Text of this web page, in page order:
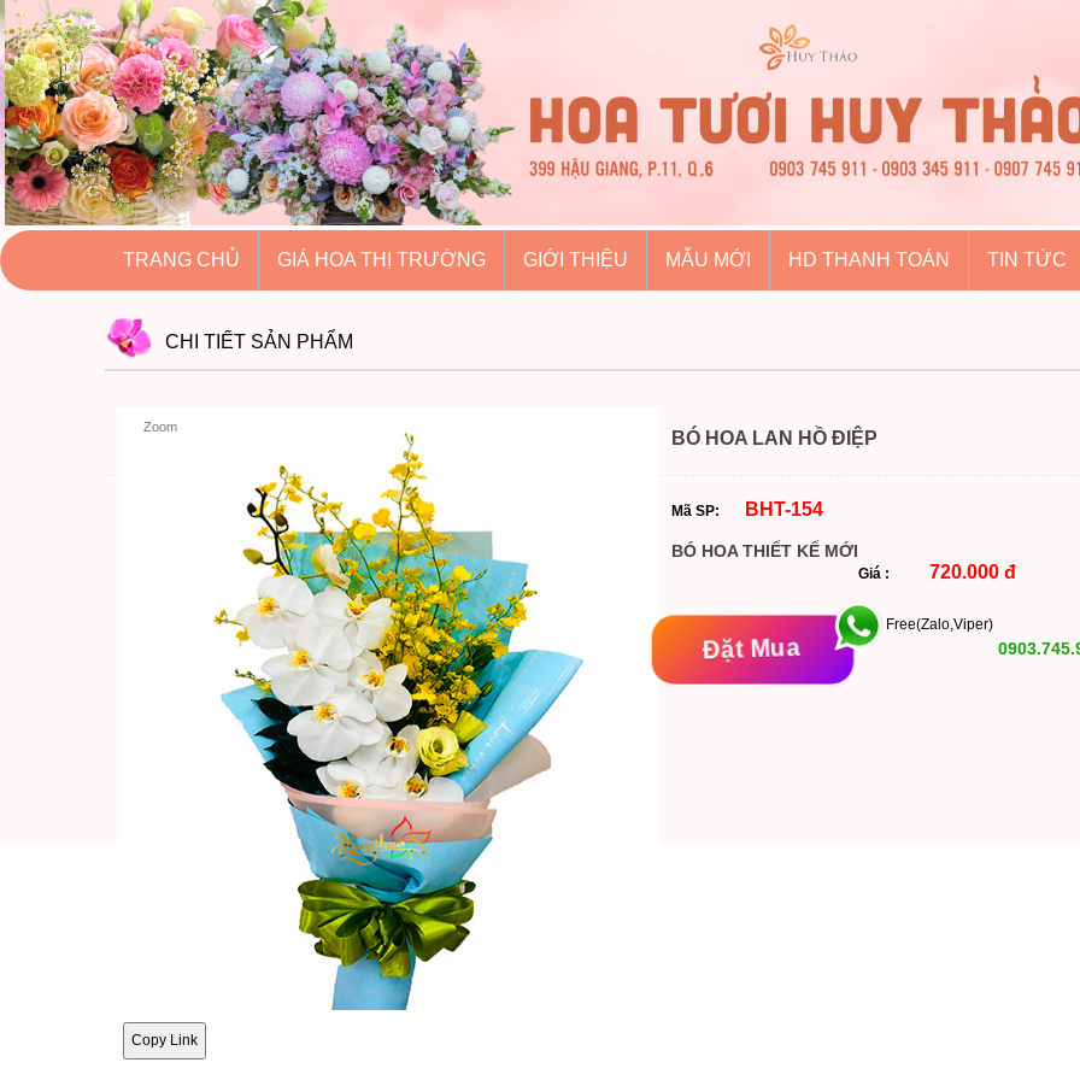
hoatuoihuythao.com
hoatuoihuythao.com
//hoatuoihuythao.com/
TRANG CHỦ GIÁ HOA THỊ TRƯỜNG GIỚI THIỆU MẪU MỚI HD THANH TOÁN TIN TỨC
CHI TIẾT SẢN PHẨM
Zoom
Copy Link
BÓ HOA LAN HỒ ĐIỆP
Mã SP: BHT-154
BÓ HOA THIẾT KẾ MỚI
Giá : 720.000 đ
Đặt Mua
Free(Zalo,Viper)